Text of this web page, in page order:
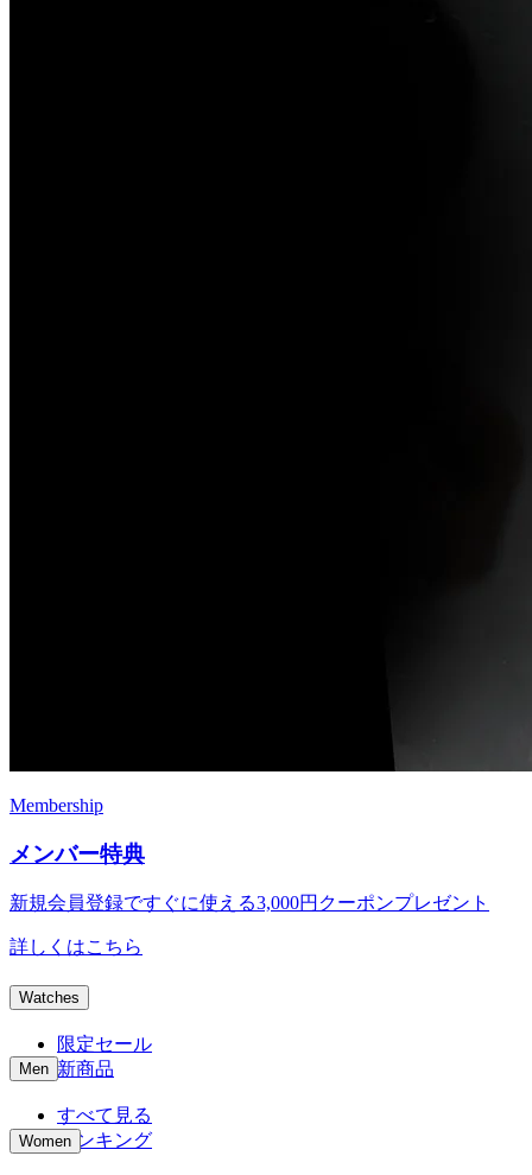
Membership
メンバー特典
新規会員登録ですぐに使える3,000円クーポンプレゼント
詳しくはこちら
Watches
限定セール
新商品
Men
すべて見る
ランキング
Women